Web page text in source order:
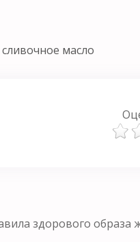
масло
здорового образа